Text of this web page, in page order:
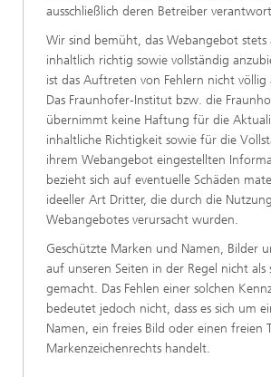
ausschließlich deren Betreiber
Wir sind bemüht, das Webangebot stets
inhaltlich richtig sowie vollständig
ist das Auftreten von Fehlern nicht völlig
Das Fraunhofer-Institut bzw. die
übernimmt keine Haftung für die
inhaltliche Richtigkeit sowie für die
ihrem Webangebot eingestellten
bezieht sich auf eventuelle Schäden
ideeller Art Dritter, die durch die
Webangebotes verursacht wurden.
Geschützte Marken und Namen, Bilder
auf unseren Seiten in der Regel nicht als
gemacht. Das Fehlen einer solchen
bedeutet jedoch nicht, dass es sich um
Namen, ein freies Bild oder einen freien
Markenzeichenrechts handelt.